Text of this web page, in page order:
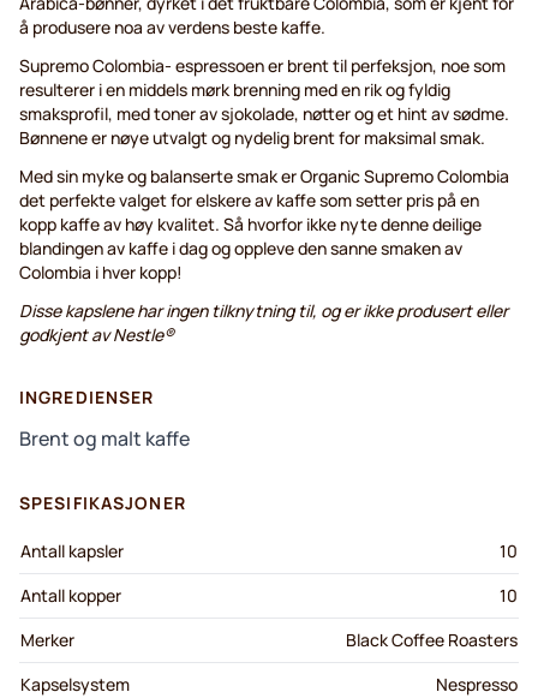
å produsere noa av verdens beste kaffe.
Supremo Colombia- espressoen er brent til perfeksjon, noe som
resulterer i en middels mørk brenning med en rik og fyldig
smaksprofil, med toner av sjokolade, nøtter og et hint av sødme.
Bønnene er nøye utvalgt og nydelig brent for maksimal smak.
Med sin myke og balanserte smak er Organic Supremo Colombia
det perfekte valget for elskere av kaffe som setter pris på en
kopp kaffe av høy kvalitet. Så hvorfor ikke nyte denne deilige
blandingen av kaffe i dag og oppleve den sanne smaken av
Colombia i hver kopp!
Disse kapslene har ingen tilknytning til, og er ikke produsert eller
godkjent av Nestle®
INGREDIENSER
Brent og malt kaffe
SPESIFIKASJONER
Antall kapsler
10
Antall kopper
10
Merker
Black Coffee Roasters
Kapselsystem
Nespresso